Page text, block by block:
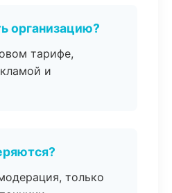
организацию?
тарифе,
и
только